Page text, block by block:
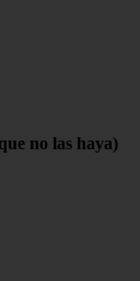
no las haya)